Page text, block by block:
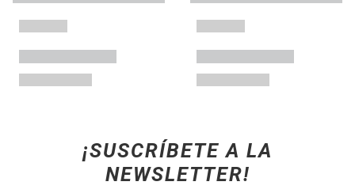
¡SUSCRÍBETE A LA
NEWSLETTER!